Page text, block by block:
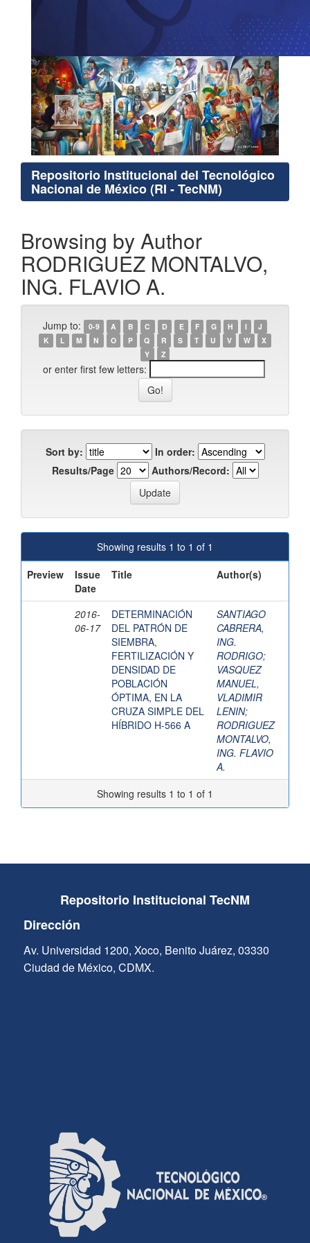
Repositorio Institucional del Tecnológico
Nacional de México (RI - TecNM)
Browsing by Author
RODRIGUEZ MONTALVO,
ING. FLAVIO A.
Jump to: 0-9 A B C D E F G H I
J
K
L M N O P Q R S T U V W
X
Y
Z
or enter first few letters:
Sort by:
In order:
Results/Page
Authors/Record:
Showing results 1 to 1 of 1
Preview
Issue
Date
Title Author(s)
2016-
06-17
DETERMINACIÓN
DEL PATRÓN DE
SIEMBRA,
FERTILIZACIÓN Y
DENSIDAD DE
POBLACIÓN
ÓPTIMA, EN LA
CRUZA SIMPLE DEL
HÍBRIDO H-566 A
SANTIAGO
CABRERA,
ING.
RODRIGO;
VASQUEZ
MANUEL,
VLADIMIR
LENIN;
RODRIGUEZ
MONTALVO,
ING. FLAVIO
A.
Showing results 1 to 1 of 1
Repositorio Institucional TecNM
Dirección
Av. Universidad 1200, Xoco, Benito Juárez, 03330
Ciudad de México, CDMX.